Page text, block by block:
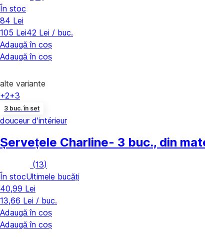
În stoc
84 Lei
105 Lei42 Lei / buc.
Adaugă în coș
Adaugă în coș
alte variante
+2+3
3 buc. în set
douceur d'intérieur
Șervețele Charline- 3 buc., din
(13)
În stocUltimele bucăți
40,99 Lei
13,66 Lei / buc.
Adaugă în coș
Adaugă în coș